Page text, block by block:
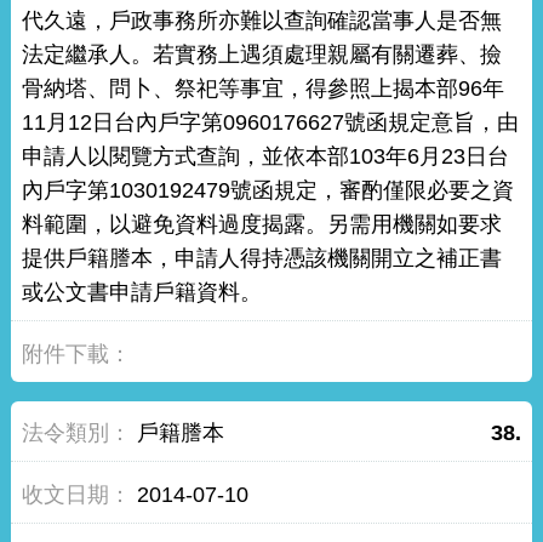
代久遠，戶政事務所亦難以查詢確認當事人是否無
法定繼承人。若實務上遇須處理親屬有關遷葬、撿
骨納塔、問卜、祭祀等事宜，得參照上揭本部96年
11月12日台內戶字第0960176627號函規定意旨，由
申請人以閱覽方式查詢，並依本部103年6月23日台
內戶字第1030192479號函規定，審酌僅限必要之資
料範圍，以避免資料過度揭露。另需用機關如要求
提供戶籍謄本，申請人得持憑該機關開立之補正書
或公文書申請戶籍資料。
38.
戶籍謄本
2014-07-10